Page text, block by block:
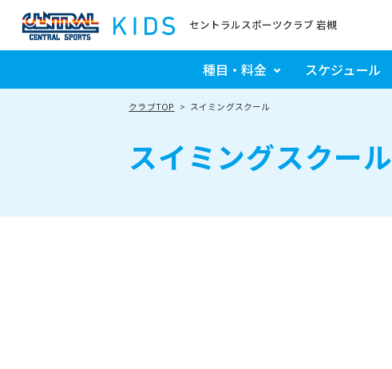
セントラルスポーツクラブ 岩槻
種目・料金 スケジュール
クラブTOP スイミングスクール
スイミングスクール